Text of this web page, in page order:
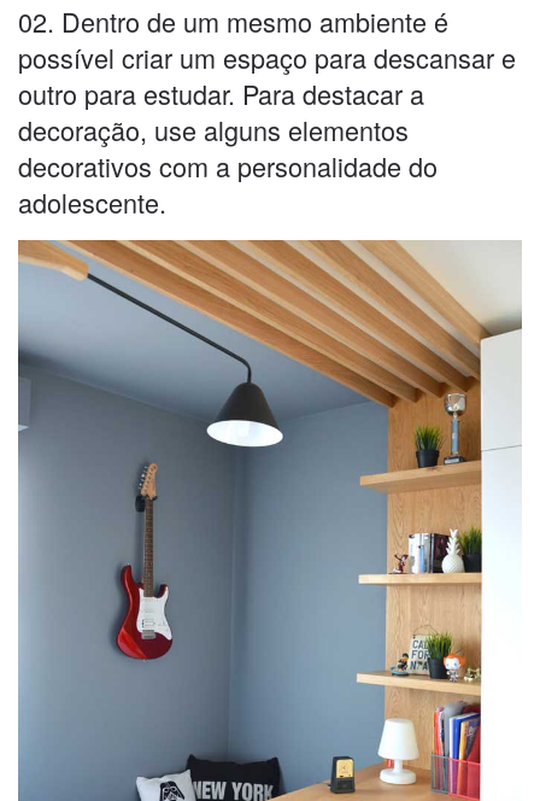
02. Dentro de um mesmo ambiente é
possível criar um espaço para descansar e
outro para estudar. Para destacar a
decoração, use alguns elementos
decorativos com a personalidade do
adolescente.